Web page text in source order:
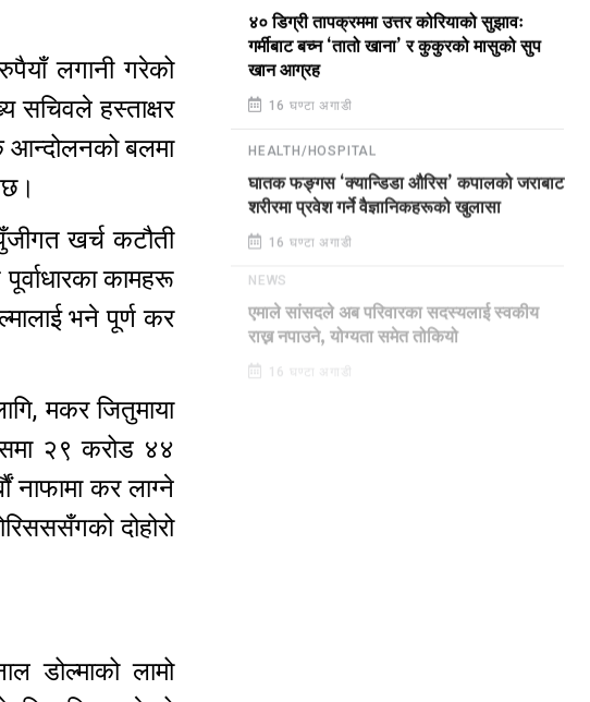
लगानी गरेको
सचिवले हस्ताक्षर
आन्दोलनको बलमा
खर्च कटौती
कामहरू
भने पूर्ण कर
मकर जितुमाया
२९ करोड ४४
नाफामा कर लाग्ने
दोहोरो
डोल्माको लामो
४० डिग्री तापक्रममा उत्तर कोरियाको सुझावः
गर्मीबाट बच्न ‘तातो खाना’ र कुकुरको मासुको सुप
खान आग्रह
16 घण्टा अगाडी
HEALTH/HOSPITAL
घातक फङ्गस ‘क्यान्डिडा औरिस’ कपालको जराबाट
शरीरमा प्रवेश गर्ने वैज्ञानिकहरूको खुलासा
16 घण्टा अगाडी
एमाले सांसदले अब परिवारका सदस्यलाई स्वकीय
राख्न नपाउने, योग्यता समेत तोकियो